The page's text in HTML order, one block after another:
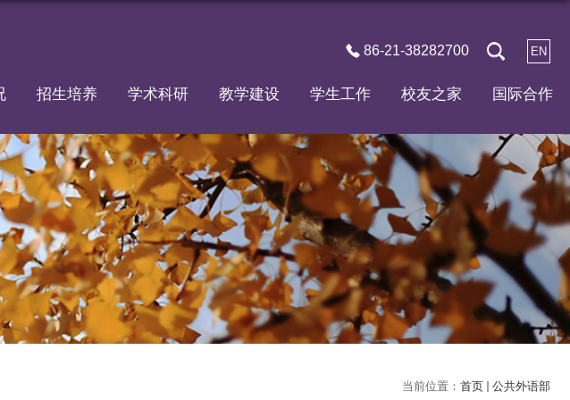
EN
86-21-38282700
招生培养 学术科研 教学建设 学生工作 校友之家 国际合作
当前位置： 首页 公共外语部